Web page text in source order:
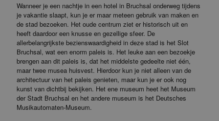
Wanneer je een nachtje in een hotel in Bruchsal onderweg tijdens
je vakantie slaapt, kun je er maar meteen gebruik van maken en
de stad bezoeken. Het oude centrum ziet er historisch uit en
heeft daardoor een knusse en gezellige sfeer. De
allerbelangrijkste bezienswaardigheid in deze stad is het Slot
Bruchsal, wat een enorm paleis is. Het leuke aan een bezoekje
brengen aan dit paleis is, dat het middelste gedeelte niet één,
maar twee musea huisvest. Hierdoor kun je niet alleen van de
architectuur van het paleis genieten, maar kun je er ook nog
kunst van dichtbij bekijken. Het ene museum heet het Museum
der Stadt Bruchsal en het andere museum is het Deutsches
Musikautomaten-Museum.